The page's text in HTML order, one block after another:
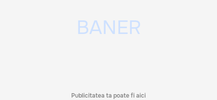
Publicitatea ta poate fi aici